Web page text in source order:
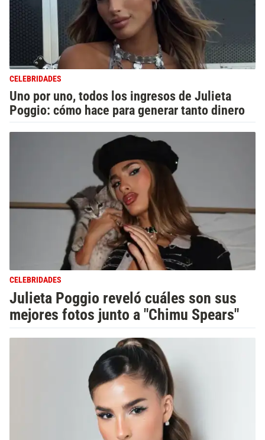
CELEBRIDADES
Uno por uno, todos los ingresos de Julieta
Poggio: cómo hace para generar tanto dinero
CELEBRIDADES
Julieta Poggio reveló cuáles son sus
mejores fotos junto a "Chimu Spears"